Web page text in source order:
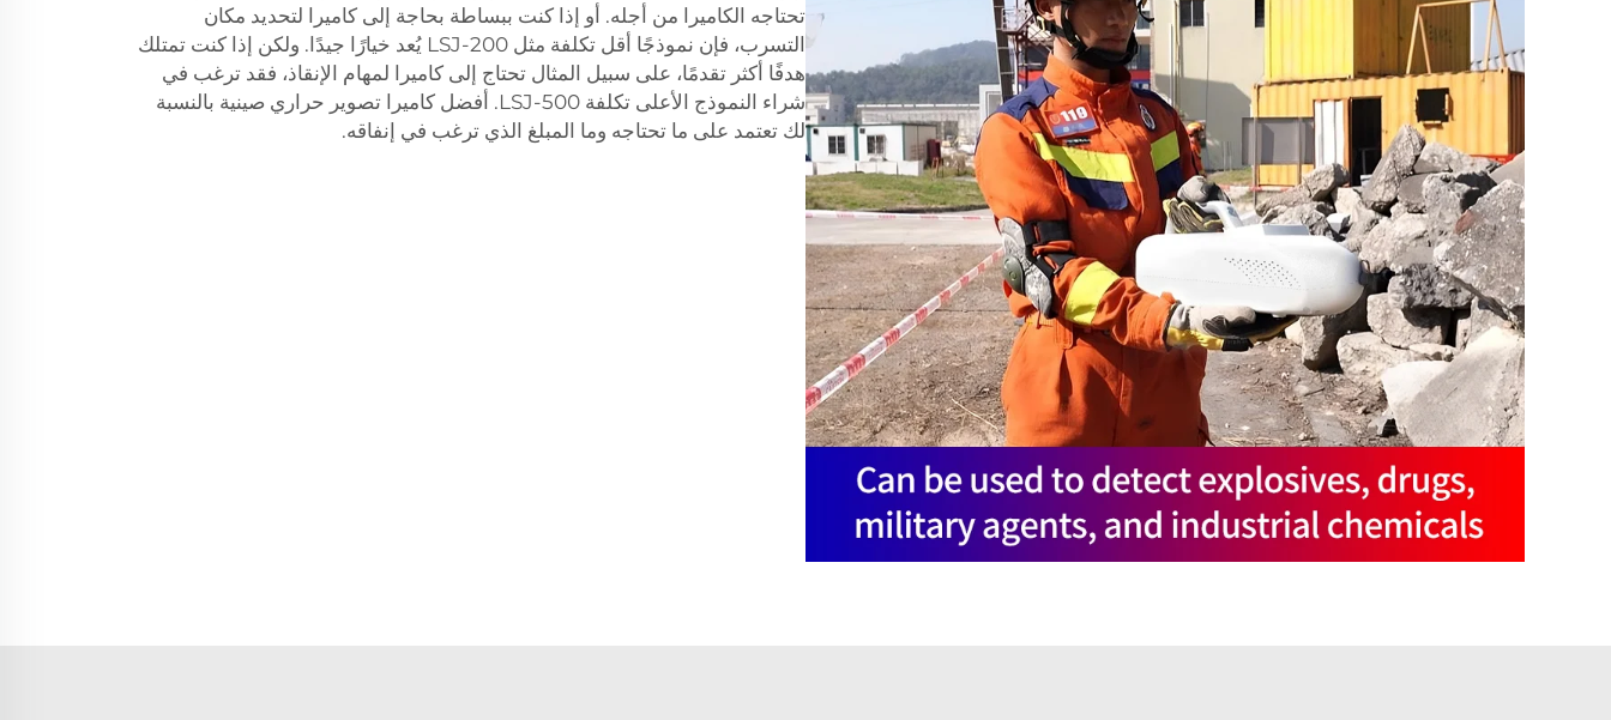
تحتاجه الكاميرا من أجله. أو إذا كنت ببساطة بحاجة إلى كاميرا لتحديد مكان
التسرب، فإن نموذجًا أقل تكلفة مثل LSJ-200 يُعد خيارًا جيدًا. ولكن إذا كنت تمتلك
هدفًا أكثر تقدمًا، على سبيل المثال تحتاج إلى كاميرا لمهام الإنقاذ، فقد ترغب في
شراء النموذج الأعلى تكلفة LSJ-500. أفضل كاميرا تصوير حراري صينية بالنسبة
لك تعتمد على ما تحتاجه وما المبلغ الذي ترغب في إنفاقه.